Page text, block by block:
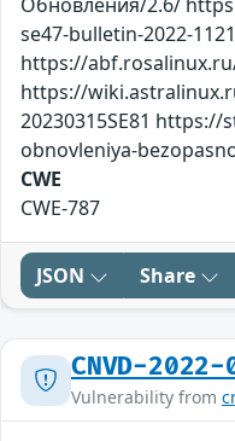
se47-bulletin-2022-
https://
https://
20230315SE81
obnovleniya-
CWE
CWE-787
JSON Share
CNVD-2022-
Vulnerability from